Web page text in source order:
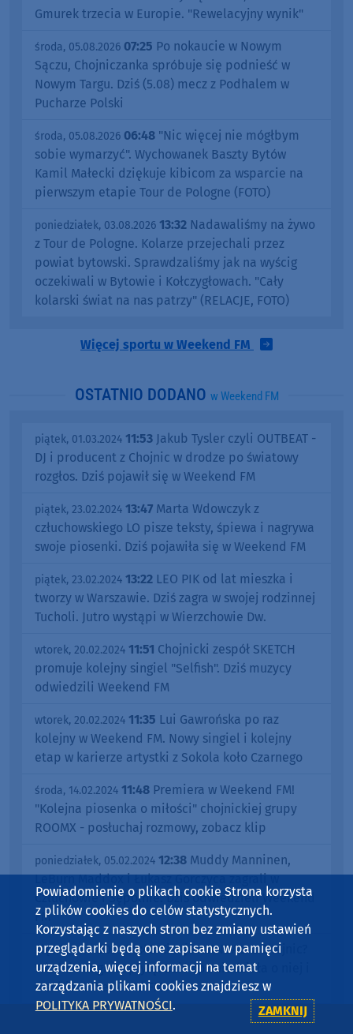
Gmurek trzecia w Europie. "Rewelacyjny wynik"
środa, 05.08.2026 07:25 Po nokaucie w Nowym
Sączu, Chojniczanka spróbuje się podnieść w
Nowym Targu. Dziś (5.08) mecz z Podhalem w
Pucharze Polski
środa, 05.08.2026 06:48 "Nic więcej nie mógłbym
sobie wymarzyć". Wychowanek Baszty Bytów
Kamil Małecki dziękuje kibicom za wsparcie na
pierwszym etapie Tour de Pologne (FOTO)
poniedziałek, 03.08.2026 13:32 Nadawaliśmy na żywo
z Tour de Pologne. Kolarze przejechali przez
powiat bytowski. Sprawdzaliśmy jak na wyścig
oczekiwali w Bytowie i Kołczygłowach. "Cały
kolarski świat na nas patrzy" (RELACJE, FOTO)
Więcej sportu w Weekend FM
OSTATNIO DODANO w Weekend FM
piątek, 01.03.2024 11:53 Jakub Tysler czyli OUTBEAT -
DJ i producent z Chojnic w drodze po światowy
rozgłos. Dziś pojawił się w Weekend FM
piątek, 23.02.2024 13:47 Marta Wdowczyk z
człuchowskiego LO pisze teksty, śpiewa i nagrywa
swoje piosenki. Dziś pojawiła się w Weekend FM
piątek, 23.02.2024 13:22 LEO PIK od lat mieszka i
tworzy w Warszawie. Dziś zagra w swojej rodzinnej
Tucholi. Jutro wystąpi w Wierzchowie Dw.
wtorek, 20.02.2024 11:51 Chojnicki zespół SKETCH
promuje kolejny singiel "Selfish". Dziś muzycy
odwiedzili Weekend FM
wtorek, 20.02.2024 11:35 Lui Gawrońska po raz
kolejny w Weekend FM. Nowy singiel i kolejny
etap w karierze artystki z Sokola koło Czarnego
środa, 14.02.2024 11:48 Premiera w Weekend FM!
"Kolejna piosenka o miłości" chojnickiej grupy
ROOMX - posłuchaj rozmowy, zobacz klip
poniedziałek, 05.02.2024 12:38 Muddy Manninen,
LeBurn Maddox i Łukasz Gorczyca zagrali w
Człuchowie i Sępólnie. Dziś odwiedzieli Weekend
FM
piątek, 05.01.2024 08:43Kim jest ANDALI z Chojnic?
Właśnie nagrała płytę. Dziś opowiedziała o niej i
o sobie w Weekend FM
Alexxandra z Wejherowa ma
Powiadomienie o plikach cookie Strona korzysta
z plików cookies do celów statystycznych.
Korzystając z naszych stron bez zmiany ustawień
przeglądarki będą one zapisane w pamięci
urządzenia, więcej informacji na temat
zarządzania plikami cookies znajdziesz w
POLITYKA PRYWATNOŚCI. ZAMKNIJ